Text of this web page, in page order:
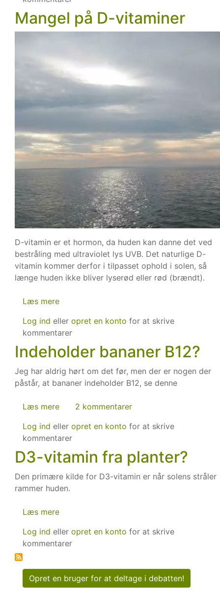
tid
og
D-
Mangel på D-vitaminer
D-vitamin er et hormon, da huden kan danne det ved
bestråling med ultraviolet lys UVB. Det naturlige D-
vitamin kommer derfor i tilpasset ophold i solen, så
længe huden ikke bliver lyserød eller rød (brændt).
Læs mere
på
D-
vitaminer
Log ind eller opret en konto for at skrive
kommentarer
Indeholder bananer B12?
Jeg har aldrig hørt om det før, men der er nogen der
påstår, at bananer indeholder B12, se denne
Læs mere
bananer
B12?
2 kommentarer
Log ind eller opret en konto for at skrive
kommentarer
D3-vitamin fra planter?
Den primære kilde for D3-vitamin er når solens stråler
rammer huden.
Læs mere
vitamin
fra
Log ind eller opret en konto for at skrive
kommentarer
Opret en bruger for at deltage i debatten!